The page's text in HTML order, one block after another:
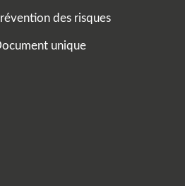
des risques
unique